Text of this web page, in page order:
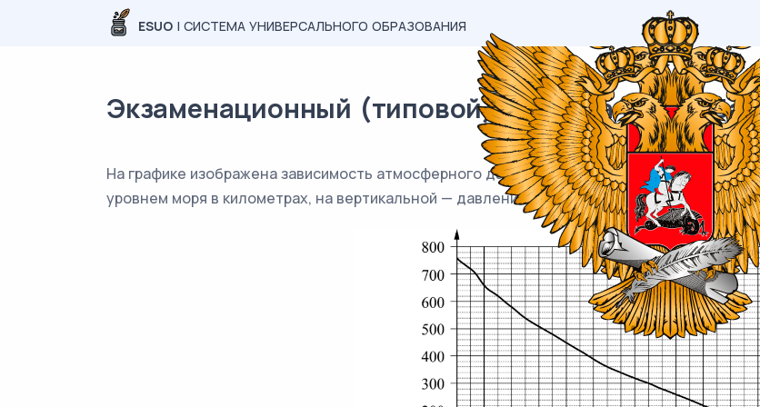
ESUO | СИСТЕМА УНИВЕРСАЛЬНОГО ОБРАЗОВАНИЯ
Экзаменационный (типовой) материал ЕГЭ /
На графике изображена зависимость атмосферного давления от высоты над уровнем
уровнем моря в километрах, на вертикальной — давление в миллиметрах ртутного